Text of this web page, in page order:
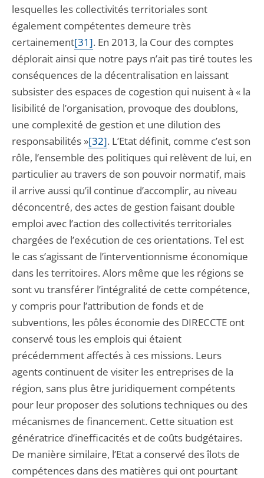
lesquelles les collectivités territoriales sont
également compétentes demeure très
certainement[31]. En 2013, la Cour des comptes
déplorait ainsi que notre pays n’ait pas tiré toutes les
conséquences de la décentralisation en laissant
subsister des espaces de cogestion qui nuisent à « la
lisibilité de l’organisation, provoque des doublons,
une complexité de gestion et une dilution des
responsabilités »[32]. L’Etat définit, comme c’est son
rôle, l’ensemble des politiques qui relèvent de lui, en
particulier au travers de son pouvoir normatif, mais
il arrive aussi qu’il continue d’accomplir, au niveau
déconcentré, des actes de gestion faisant double
emploi avec l’action des collectivités territoriales
chargées de l’exécution de ces orientations. Tel est
le cas s’agissant de l’interventionnisme économique
dans les territoires. Alors même que les régions se
sont vu transférer l’intégralité de cette compétence,
y compris pour l’attribution de fonds et de
subventions, les pôles économie des DIRECCTE ont
conservé tous les emplois qui étaient
précédemment affectés à ces missions. Leurs
agents continuent de visiter les entreprises de la
région, sans plus être juridiquement compétents
pour leur proposer des solutions techniques ou des
mécanismes de financement. Cette situation est
génératrice d’inefficacités et de coûts budgétaires.
De manière similaire, l’Etat a conservé des îlots de
compétences dans des matières qui ont pourtant